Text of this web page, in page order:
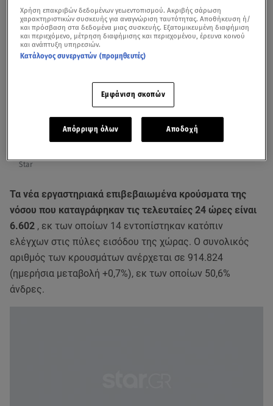
Star
Τα νέα εργαστηριακά επιβεβαιωμένα κρούσματα της
νόσου που καταγράφηκαν τις τελευταίες 24 ώρες είναι
6.602 , εκ των οποίων 14 εντοπίστηκαν κατόπιν
ελέγχων στις πύλες εισόδου της χώρας. Ο συνολικός
αριθμός των κρουσμάτων ανέρχεται σε 914.824
(ημερήσια μεταβολή +0,7%), εκ των οποίων 50,6%
άνδρες.
Χρήση επακριβών δεδομένων γεωεντοπισμού. Ακριβής σάρωση
χαρακτηριστικών συσκευής για αναγνώριση ταυτότητας. Αποθήκευση ή/
και πρόσβαση στα δεδομένα μιας συσκευής. Εξατομικευμένη διαφήμιση
και περιεχόμενο, μέτρηση διαφήμισης και περιεχομένου, έρευνα κοινού
και ανάπτυξη υπηρεσιών.
Κατάλογος συνεργατών (προμηθευτές)
Εμφάνιση σκοπών
Απόρριψη όλων Αποδοχή